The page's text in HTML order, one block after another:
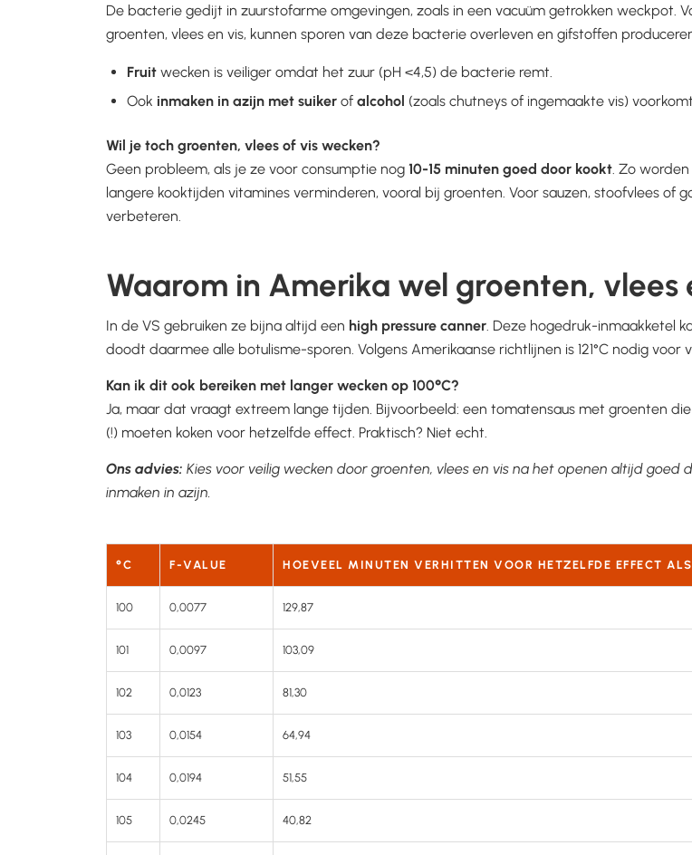
De bacterie gedijt in zuurstofarme omgevingen, zoals in een vacuüm getrokken weckpot.
groenten, vlees en vis, kunnen sporen van deze bacterie overleven en gifstoffen
Fruit wecken is veiliger omdat het zuur (pH <4,5) de bacterie remt.
Ook inmaken in azijn met suiker ofalcohol (zoals chutneys of ingemaakte vis)
Wil je toch groenten, vlees of vis wecken?
Geen probleem, als je ze voor consumptie nog10-15 minuten goed door kookt. Zo
langere kooktijden vitamines verminderen, vooral bij groenten. Voor sauzen, stoofvlees of
verbeteren.
Waarom in Amerika wel groenten, vlees
In de VS gebruiken ze bijna altijd een high pressure canner. Deze hogedruk-inmaakketel
doodt daarmee alle botulisme-sporen. Volgens Amerikaanse richtlijnen is 121°C nodig voor
Kan ik dit ook bereiken met langer wecken op 100°C?
Ja, maar dat vraagt extreem lange tijden. Bijvoorbeeld: een tomatensaus met groenten
(!) moeten koken voor hetzelfde effect. Praktisch? Niet echt.
Ons advies:Kies voor veilig wecken door groenten, vlees en vis na het openen altijd
inmaken in azijn.
°C F-VALUE HOEVEEL MINUTEN VERHITTEN VOOR HETZELFDE EFFECT
100 0,0077 129,87
101 0,0097 103,09
102 0,0123 81,30
103 0,0154 64,94
104 0,0194 51,55
105 0,0245 40,82